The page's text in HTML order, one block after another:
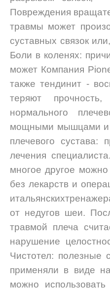
Повреждения
травмы может
суставных связок
Боли в коленях:
может Компания
также тендинит -
теряют
нормального
мощными мышцами и
плечевого сустава:
лечения
многое другое
без лекарств и
от недугов шеи.
травмой плеча
нарушение
Чистотел: полезные
применяли в виде
можно